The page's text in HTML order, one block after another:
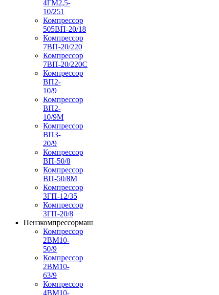
4ГМ2,5-
10/251
Компрессор
505ВП-20/18
Компрессор
7ВП-20/220
Компрессор
7ВП-20/220С
Компрессор
ВП2-
10/9
Компрессор
ВП2-
10/9М
Компрессор
ВП3-
20/9
Компрессор
ВП-50/8
Компрессор
ВП-50/8М
Компрессор
3ГП-12/35
Компрессор
3ГП-20/8
Пензкомпрессормаш
Компрессор
2ВМ10-
50/9
Компрессор
2ВМ10-
63/9
Компрессор
4ВМ10-